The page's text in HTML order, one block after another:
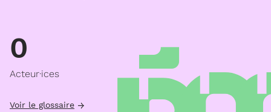
0
Acteur·ices
Voir le glossaire